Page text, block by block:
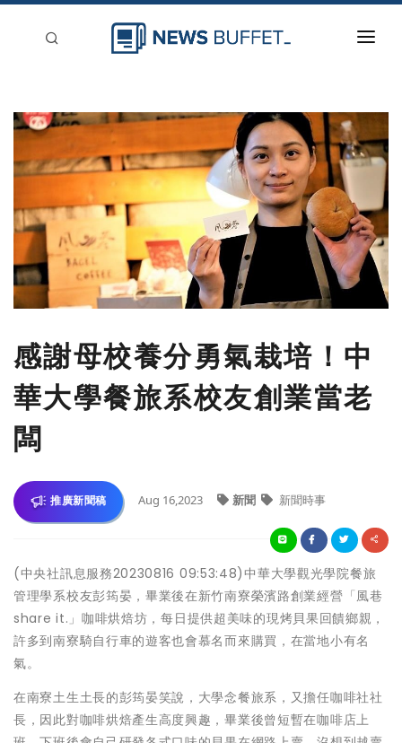
新聞稿分類
登入
感謝母校養分勇氣栽培！中
華大學餐旅系校友創業當老
闆
推廣新聞稿 Aug 16,2023 新聞 新聞時事
(中央社訊息服務20230816 09:53:48)中華大學觀光學院餐旅
管理學系校友彭筠晏，畢業後在新竹南寮榮濱路創業經營「風巷
share it.」咖啡烘焙坊，每日提供超美味的現烤貝果回饋鄉親，
許多到南寮騎自行車的遊客也會慕名而來購買，在當地小有名
氣。
在南寮土生土長的彭筠晏笑說，大學念餐旅系，又擔任咖啡社社
長，因此對咖啡烘焙產生高度興趣，畢業後曾短暫在咖啡店上